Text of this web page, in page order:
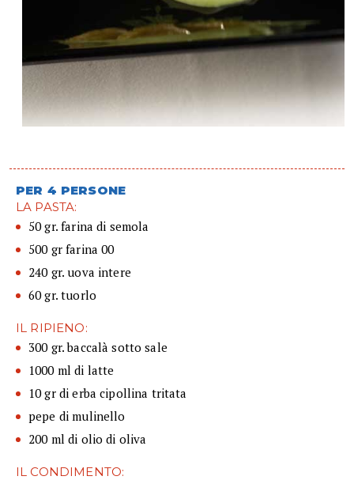
PER 4 PERSONE
LA PASTA:
50 gr. farina di semola
500 gr farina 00
240 gr. uova intere
60 gr. tuorlo
IL RIPIENO:
300 gr. baccalà sotto sale
1000 ml di latte
10 gr di erba cipollina tritata
pepe di mulinello
200 ml di olio di oliva
IL CONDIMENTO: